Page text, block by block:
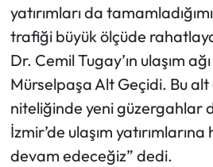
yatırımları da
trafiği büyük ölçüde
Dr. Cemil Tugay’ın ulaşım
Mürselpaşa Alt Geçidi. Bu
niteliğinde yeni güzergahlar
İzmir’de ulaşım yatırımlarına
devam edeceğiz” dedi.